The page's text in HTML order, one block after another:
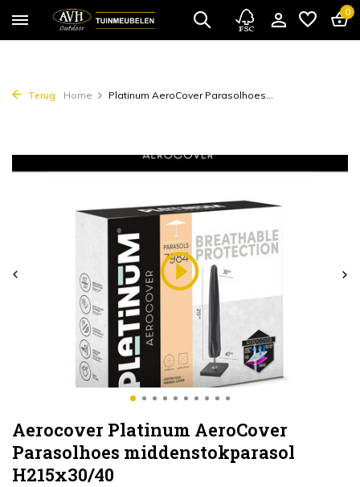
0
Terug Home Platinum AeroCover Parasolhoes...
Aerocover Platinum AeroCover
Parasolhoes middenstokparasol
H215x30/40